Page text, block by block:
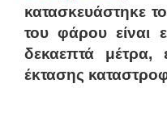
κατασκευάστηκε
του φάρου είναι
δεκαεπτά μέτρα,
έκτασης